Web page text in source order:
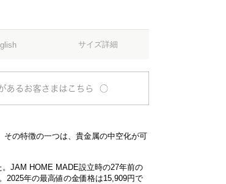
サイズ詳細
の特徴の一つは、貴金属の中空化が可
JAM HOME MADE設立時の27年前の
2025年の最高値の金価格は15,909円で